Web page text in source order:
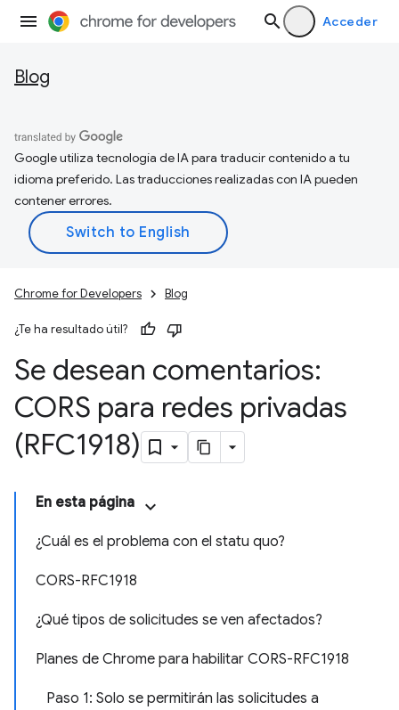
Acceder
Blog
Google utiliza tecnología de IA para traducir contenido a tu
idioma preferido. Las traducciones realizadas con IA pueden
contener errores.
Chrome for Developers Blog
¿Te ha resultado útil?
Se desean comentarios:
CORS para redes privadas
(RFC1918)
En esta página
¿Cuál es el problema con el statu quo?
CORS-RFC1918
¿Qué tipos de solicitudes se ven afectados?
Planes de Chrome para habilitar CORS-RFC1918
Paso 1: Solo se permitirán las solicitudes a